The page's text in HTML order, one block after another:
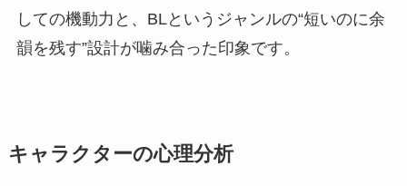
しての機動力と、BLというジャンルの“短いのに余
韻を残す”設計が噛み合った印象です。
キャラクターの心理分析